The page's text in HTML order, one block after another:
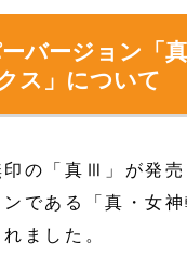
ーバージョン「
ス」について
印の「真Ⅲ」が発売
ンである「真・女
ました。